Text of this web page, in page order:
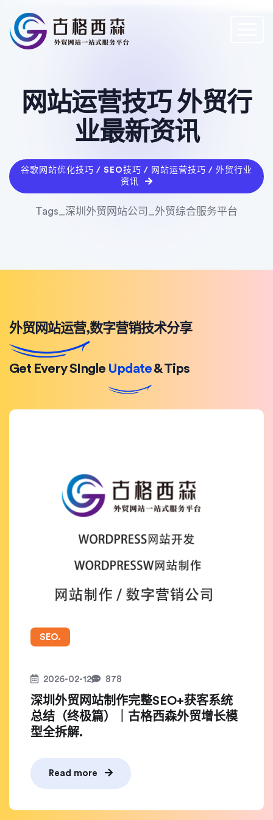
网站运营技巧 外贸行
业最新资讯
谷歌网站优化技巧 / SEO技巧 / 网站运营技巧 / 外贸行业
资讯
Tags_深圳外贸网站公司_外贸综合服务平台
外贸网站运营,数字营销技术分享
Get Every SIngle Update& Tips
SEO.
2026-02-12 878
深圳外贸网站制作完整SEO+获客系统
总结（终极篇）｜古格西森外贸增长模
型全拆解.
Read more